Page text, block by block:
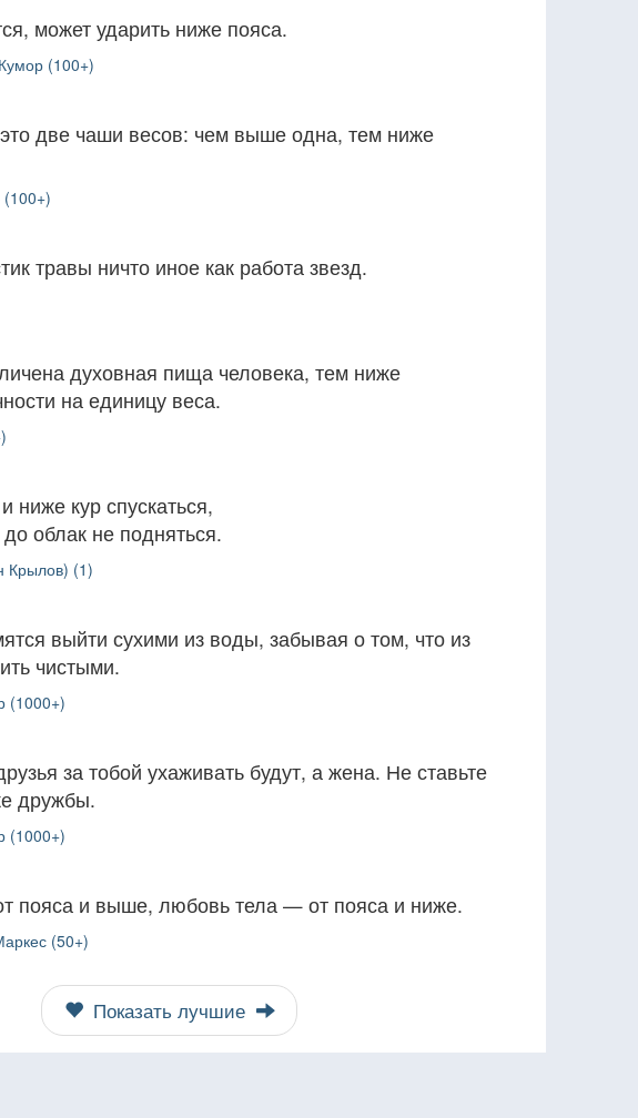
может ударить ниже пояса.
(100+)
две чаши весов: чем выше одна, тем ниже
травы ничто иное как работа звезд.
духовная пища человека, тем ниже
на единицу веса.
ниже кур спускаться,
облак не подняться.
Крылов) (1)
выйти сухими из воды, забывая о том, что из
чистыми.
(1000+)
за тобой ухаживать будут, а жена. Не ставьте
дружбы.
(1000+)
пояса и выше, любовь тела — от пояса и ниже.
(50+)
Показать лучшие